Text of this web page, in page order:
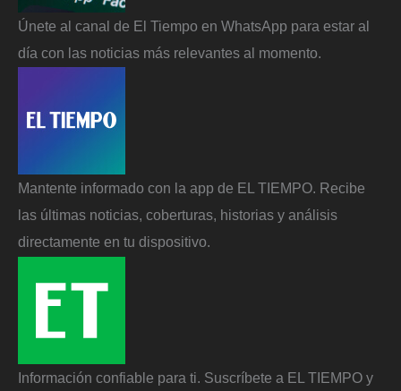
Únete al canal de El Tiempo en WhatsApp para estar al
día con las noticias más relevantes al momento.
Mantente informado con la app de EL TIEMPO. Recibe
las últimas noticias, coberturas, historias y análisis
directamente en tu dispositivo.
Información confiable para ti. Suscríbete a EL TIEMPO y